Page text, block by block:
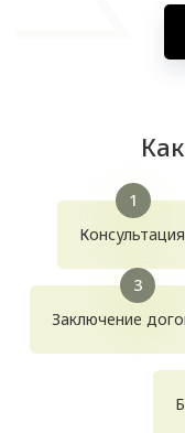
Заключение